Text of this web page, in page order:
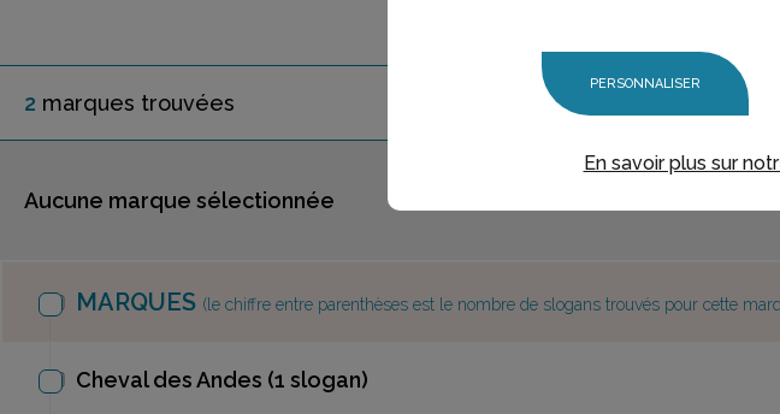
2 marques trouvées
Aucune marque sélectionnée
MARQUES (le chiffre entre parenthèses est le nombre de slogans trouvés pour cette
Cheval des Andes (1 slogan)
PERSONNALISER
En savoir plus sur